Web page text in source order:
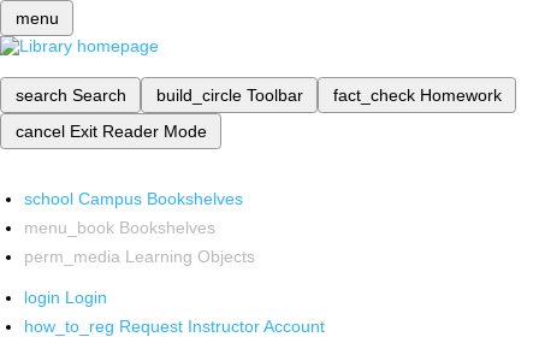
menu
search Search build_circle Toolbar fact_check Homework
cancel Exit Reader Mode
school Campus Bookshelves
menu_book Bookshelves
perm_media Learning Objects
login Login
how_to_reg Request Instructor Account